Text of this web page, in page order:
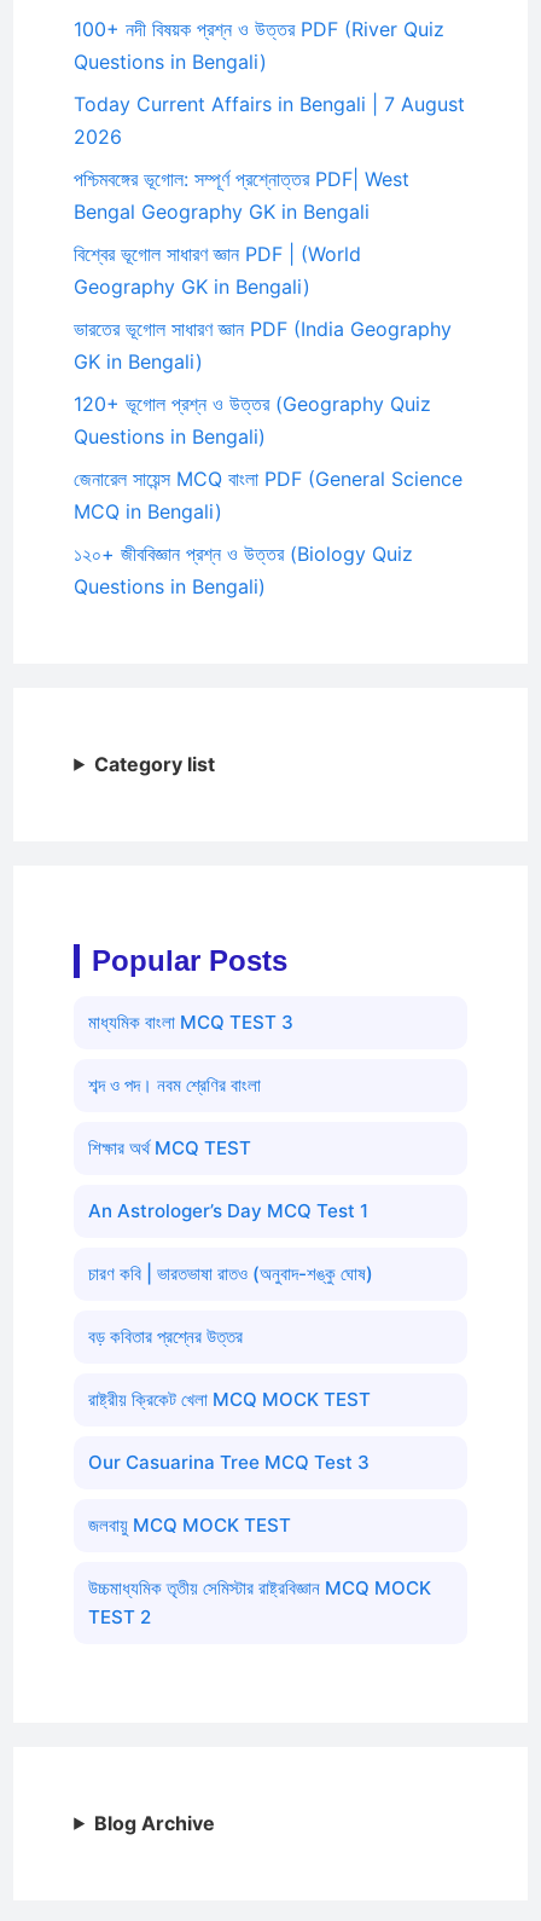
100+ নদী বিষয়ক প্রশ্ন ও উত্তর PDF (River Quiz
Questions in Bengali)
Today Current Affairs in Bengali | 7 August
2026
পশ্চিমবঙ্গের ভূগোল: সম্পূর্ণ প্রশ্নোত্তর PDF| West
Bengal Geography GK in Bengali
বিশ্বের ভূগোল সাধারণ জ্ঞান PDF | (World
Geography GK in Bengali)
ভারতের ভূগোল সাধারণ জ্ঞান PDF (India Geography
GK in Bengali)
120+ ভূগোল প্রশ্ন ও উত্তর (Geography Quiz
Questions in Bengali)
জেনারেল সায়েন্স MCQ বাংলা PDF (General Science
MCQ in Bengali)
১২০+ জীববিজ্ঞান প্রশ্ন ও উত্তর (Biology Quiz
Questions in Bengali)
Category list
Popular Posts
মাধ্যমিক বাংলা MCQ TEST 3
শব্দ ও পদ। নবম শ্রেণির বাংলা
শিক্ষার অর্থ MCQ TEST
An Astrologer’s Day MCQ Test 1
চারণ কবি | ভারতভাষা রাতও (অনুবাদ-শঙ্কু ঘোষ)
বড় কবিতার প্রশ্নের উত্তর
রাষ্ট্রীয় ক্রিকেট খেলা MCQ MOCK TEST
Our Casuarina Tree MCQ Test 3
জলবায়ু MCQ MOCK TEST
উচ্চমাধ্যমিক তৃতীয় সেমিস্টার রাষ্ট্রবিজ্ঞান MCQ MOCK
TEST 2
Blog Archive